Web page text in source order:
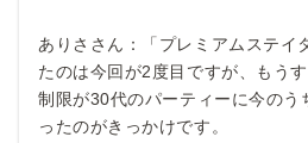
ありささん：「プレミアムステイ
たのは今回が2度目ですが、もう
制限が30代のパーティーに今のう
ったのがきっかけです。